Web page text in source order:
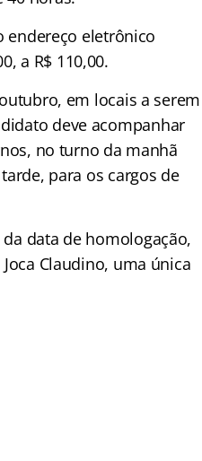
endereço eletrônico
a R$ 110,00.
em locais a serem
deve acompanhar
no turno da manhã
para os cargos de
data de homologação,
Claudino, uma única